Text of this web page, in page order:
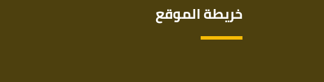
خريطة الموقع